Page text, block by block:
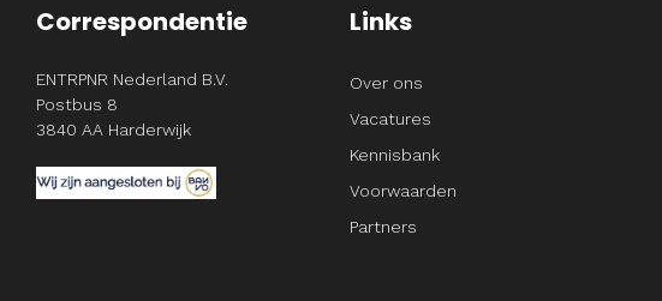
Correspondentie
ENTRPNR Nederland B.V.
Postbus 8
3840 AA Harderwijk
Links
Over ons
Vacatures
Kennisbank
Voorwaarden
Partners